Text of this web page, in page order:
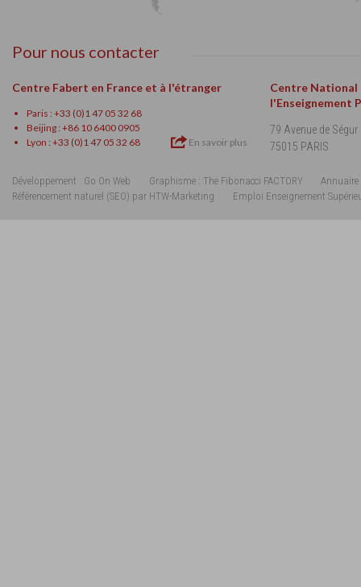
Pour nous contacter
Centre Fabert en France et à l'étranger
Paris : +33 (0)1 47 05 32 68
Beijing : +86 10 6400 0905
Lyon : +33 (0)1 47 05 32 68
En savoir plus
Centre National
l'Enseignement
79 Avenue de Ségur
75015 PARIS
Développement : Go On Web Graphisme : The Fibonacci FACTORY
Annuaire
Référencement naturel (SEO) par HTW-Marketing
Emploi Enseignement